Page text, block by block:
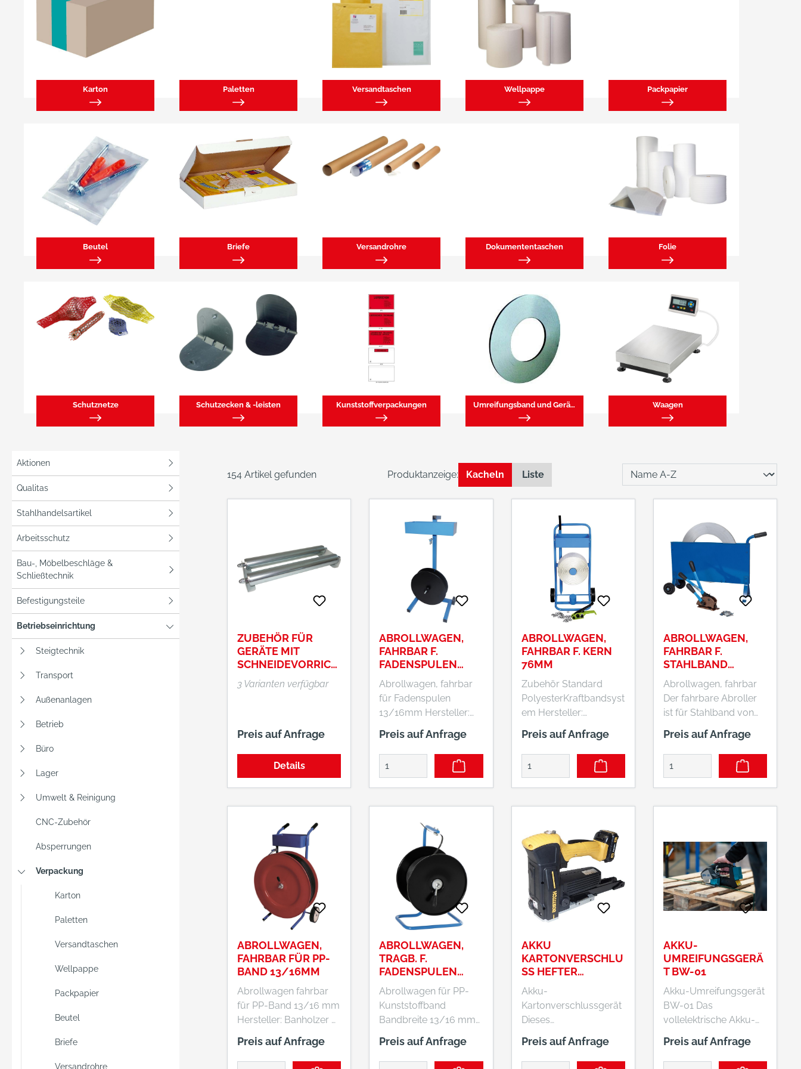
Karton Paletten Versandtaschen Wellpappe Packpapier
Beutel Briefe Versandrohre Dokumententaschen Folie
Schutznetze Schutzecken & -leisten Kunststoffverpackungen Umreifungsband und Geräte Waagen
Aktionen
Qualitas
Stahlhandelsartikel
Arbeitsschutz
Bau-, Möbelbeschläge &
Schließtechnik
Befestigungsteile
Betriebseinrichtung
Steigtechnik
Transport
Außenanlagen
Betrieb
Büro
Lager
Umwelt & Reinigung
CNC-Zubehör
Absperrungen
Verpackung
Karton
Paletten
Versandtaschen
Wellpappe
Packpapier
Beutel
Briefe
Versandrohre
154 Artikel gefunden Produktanzeige: Kacheln Liste
ZUBEHÖR FÜR
GERÄTE MIT
SCHNEIDEVORRICH
TUNG
3 Varianten verfügbar
Preis auf Anfrage
Details
ABROLLWAGEN,
FAHRBAR F.
FADENSPULEN
13/16MM
Abrollwagen, fahrbar
für Fadenspulen
13/16mm Hersteller:
GmbH, Felix-Wankel-
Str. 8+13, 73760
Ostfildern, DE,
Preis auf Anfrage
ABROLLWAGEN,
FAHRBAR F. KERN
76MM
Zubehör Standard
PolyesterKraftbandsyst
em Hersteller:
GmbH, Felix-Wankel-
Str. 8+13, 73760
Ostfildern, DE,
Preis auf Anfrage
ABROLLWAGEN,
FAHRBAR F.
STAHLBAND
13/16MM
Abrollwagen, fahrbar
Der fahrbare Abroller
ist für Stahlband von
Scheibenwicklung. •
Material: 3,0 mm
Stahlblech, blau
Ostfildern, DE,
+497113429340,
info@banholzerundwen
z.de Abb zeigt
Komplett-Set
Preis auf Anfrage
ABROLLWAGEN,
FAHRBAR FÜR PP-
BAND 13/16MM
Abrollwagen fahrbar
für PP-Band 13/16 mm
Hersteller: Banholzer u.
Wankel-Str. 8+13,
73760 Ostfildern, DE,
Preis auf Anfrage
ABROLLWAGEN,
TRAGB. F.
FADENSPULEN
13/16MM
Abrollwagen für PP-
Kunststoffband
Bandbreite 13/16 mm
Wenz GmbH, Felix-
Wankel-Str. 8+13,
Preis auf Anfrage
AKKU
KARTONVERSCHLU
SS HEFTER
DSA3522-S 2XAKKU
12V+LADEGERÄT
Akku-
Kartonverschlussgerät
Dieses
eignet sich für den
mobilen Einsatz an
Preis auf Anfrage
AKKU-
UMREIFUNGSGERÄ
T BW-01
Akku-Umreifungsgerät
BW-01 Das
vollelektrische Akku-
kostengünstiges
Einsteigermodell und
Preis auf Anfrage